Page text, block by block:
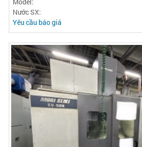
Nước SX:
Yêu cầu báo giá